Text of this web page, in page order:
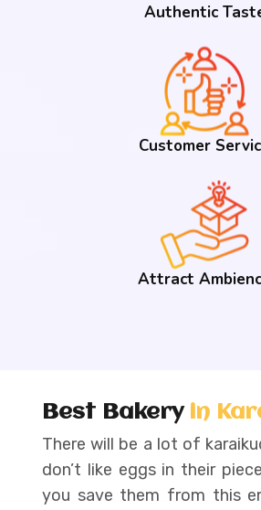
Authentic
Customer
Attract
Best Bakeryin
There will be a lot of
don’t like eggs in their piece
you save them from this